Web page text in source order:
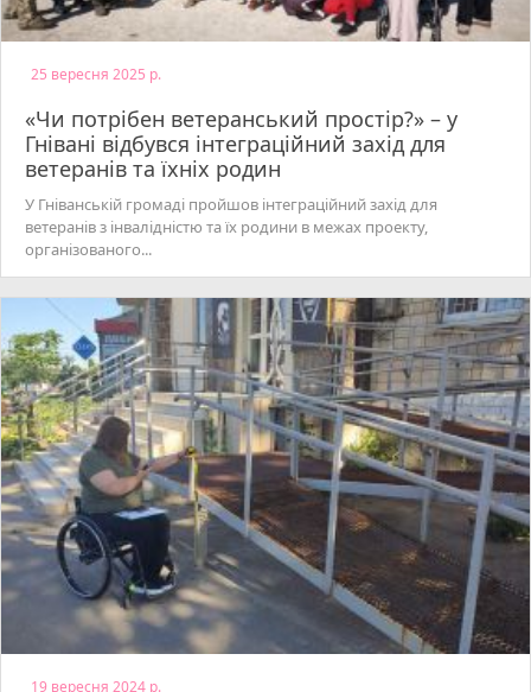
25 вересня 2025 р.
«Чи потрібен ветеранський простір?» – у
Гнівані відбувся інтеграційний захід для
ветеранів та їхніх родин
У Гніванській громаді пройшов інтеграційний захід для
ветеранів з інвалідністю та їх родини в межах проекту,
організованого...
19 вересня 2024 р.